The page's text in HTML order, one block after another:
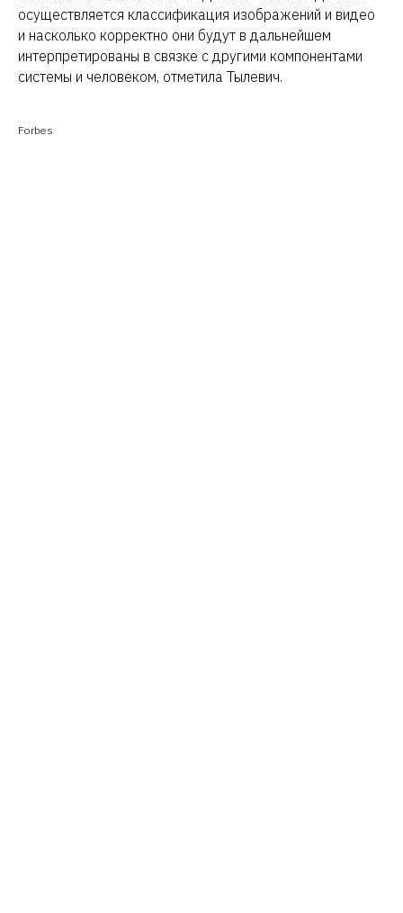
осуществляется классификация изображений и видео
и насколько корректно они будут в дальнейшем
интерпретированы в связке с другими компонентами
системы и человеком, отметила Тылевич.
Forbes